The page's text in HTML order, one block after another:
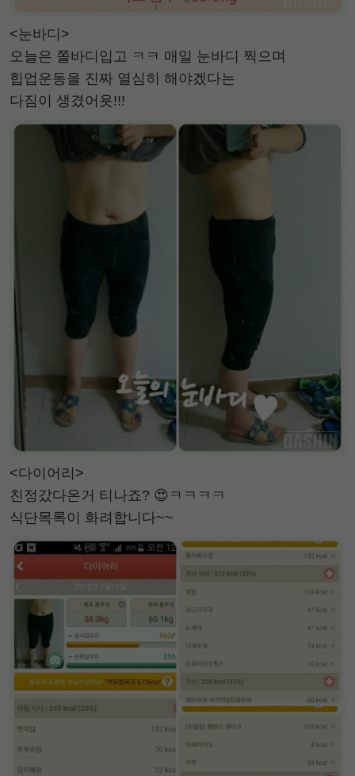
<눈바디>
오늘은 쫄바디입고 ㅋㅋ 매일 눈바디 찍으며
힙업운동을 진짜 열심히 해야겠다는
다짐이 생겼어욧!!!
<다이어리>
친정갔다온거 티나죠? 😍ㅋㅋㅋㅋ
식단목록이 화려합니다~~